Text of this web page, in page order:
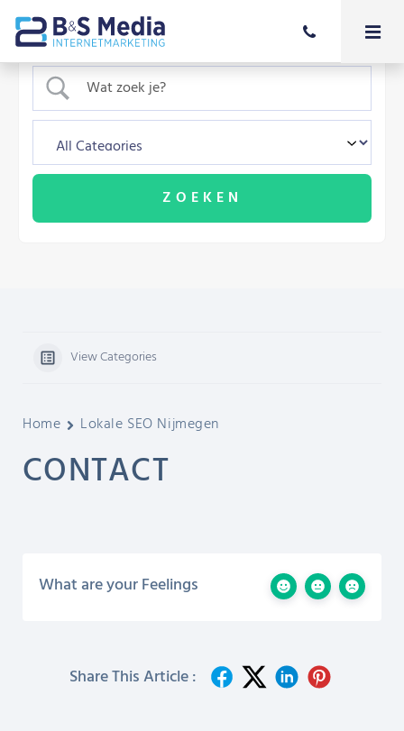
View Categories
Home Lokale SEO Nijmegen
CONTACT
What are your Feelings
Share This Article :